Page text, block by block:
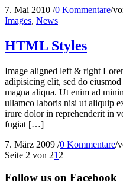
7. Mai 2010 /0 Kommentare/
Images, News
HTML Styles
Image aligned left & right
adipisicing elit, sed do
magna aliqua. Ut enim ad
ullamco laboris nisi ut aliquip
irure dolor in reprehenderit in
fugiat […]
7. März 2009 /0 Kommentare/
Seite 2 von 21 2
Follow us on Facebook